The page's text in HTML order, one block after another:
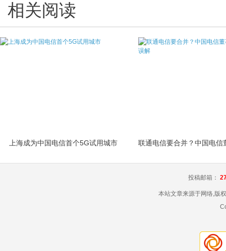
相关阅读
上海成为中国电信首个5G试用城市
投稿邮箱：
本站文章来源于网络,版